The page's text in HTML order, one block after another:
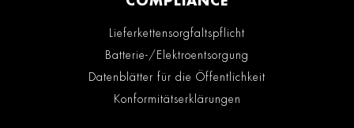
Lieferkettensorgfaltspflicht
Batterie-/Elektroentsorgung
Datenblätter für die Öffentlichkeit
Konformitätserklärungen